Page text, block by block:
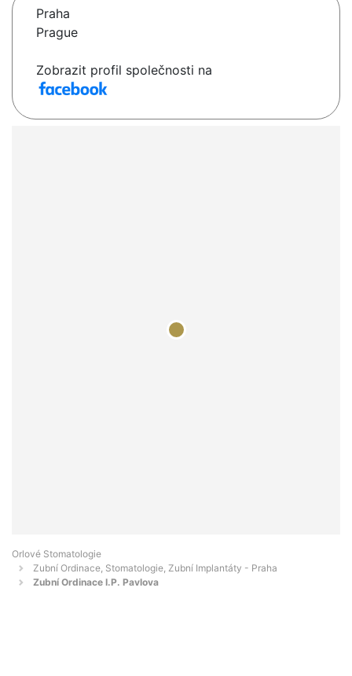
Praha
Prague
Zobrazit profil společnosti na
Orlové Stomatologie
Zubní Ordinace, Stomatologie, Zubní Implantáty - Praha
Zubní Ordinace I.P. Pavlova